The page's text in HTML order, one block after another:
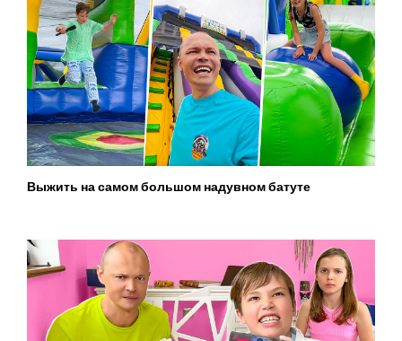
Выжить на самом большом надувном батуте